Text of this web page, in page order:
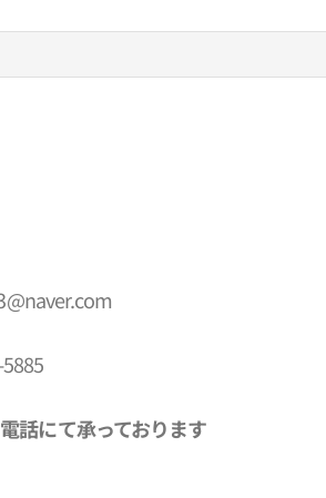
話にて承っております